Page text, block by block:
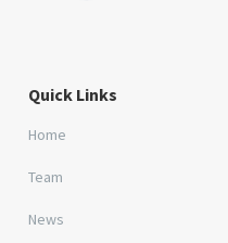
Quick Links
Home
Team
News